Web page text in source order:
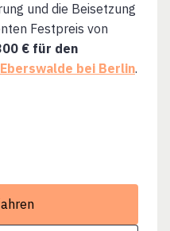
und die Beisetzung
Festpreis von
€ für den
bei Berlin.